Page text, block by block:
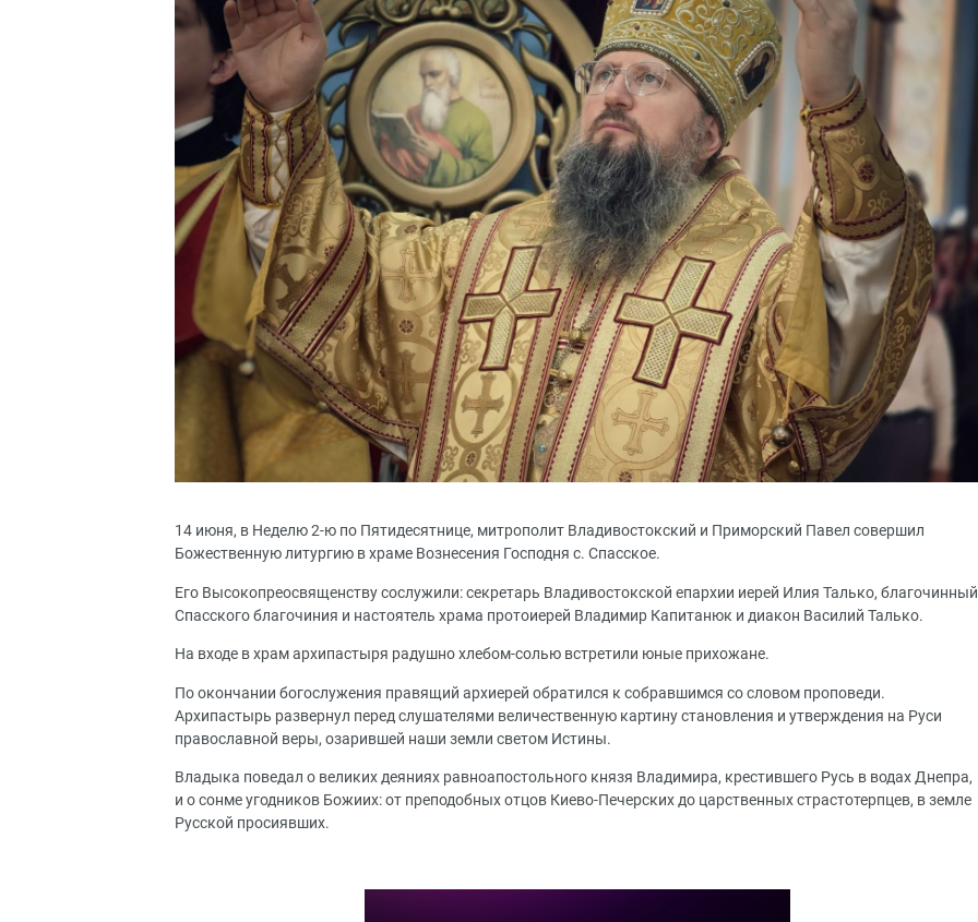
14 июня, в Неделю 2-ю по Пятидесятнице, митрополит Владивостокский и Приморский Павел совершил
Божественную литургию в храме Вознесения Господня с. Спасское.
Его Высокопреосвященству сослужили: секретарь Владивостокской епархии иерей Илия Талько, благочинный
Спасского благочиния и настоятель храма протоиерей Владимир Капитанюк и диакон Василий Талько.
На входе в храм архипастыря радушно хлебом-солью встретили юные прихожане.
По окончании богослужения правящий архиерей обратился к собравшимся со словом проповеди.
Архипастырь развернул перед слушателями величественную картину становления и утверждения на Руси
православной веры, озарившей наши земли светом Истины.
Владыка поведал о великих деяниях равноапостольного князя Владимира, крестившего Русь в водах Днепра,
и о сонме угодников Божиих: от преподобных отцов Киево-Печерских до царственных страстотерпцев, в земле
Русской просиявших.